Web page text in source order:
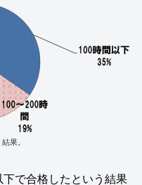
果。
で合格したという結果